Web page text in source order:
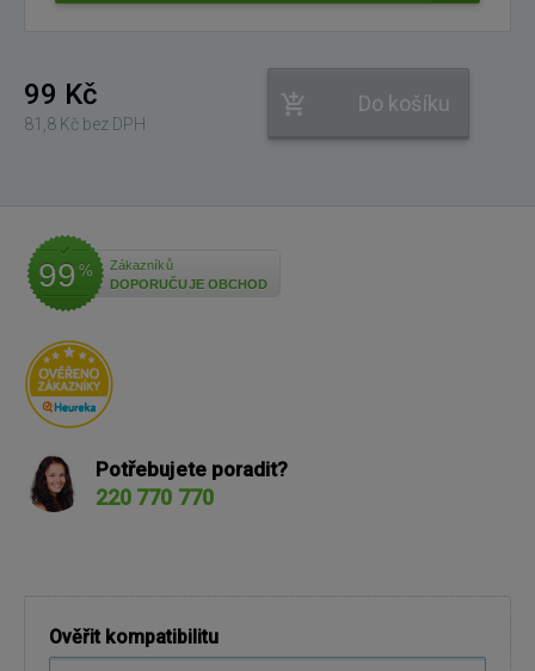
99 Kč
81,8 Kč bez DPH
Do košíku
99 %
Zákazníků
DOPORUČUJE OBCHOD
Potřebujete poradit?
220 770 770
Ověřit kompatibilitu